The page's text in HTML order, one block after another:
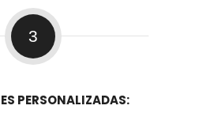
3
PERSONALIZADAS: